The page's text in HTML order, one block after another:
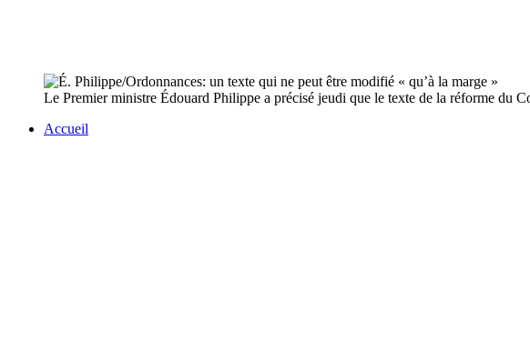
Le Premier ministre Édouard Philippe a précisé jeudi que le texte de la réforme du
Accueil